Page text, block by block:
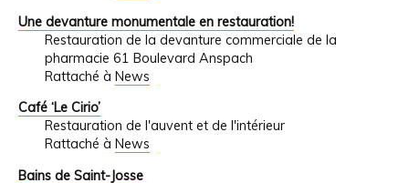
Une devanture monumentale en restauration!
Restauration de la devanture commerciale de la
pharmacie 61 Boulevard Anspach
Rattaché à News
Café ‘Le Cirio’
Restauration de l'auvent et de l'intérieur
Rattaché à News
Bains de Saint-Josse